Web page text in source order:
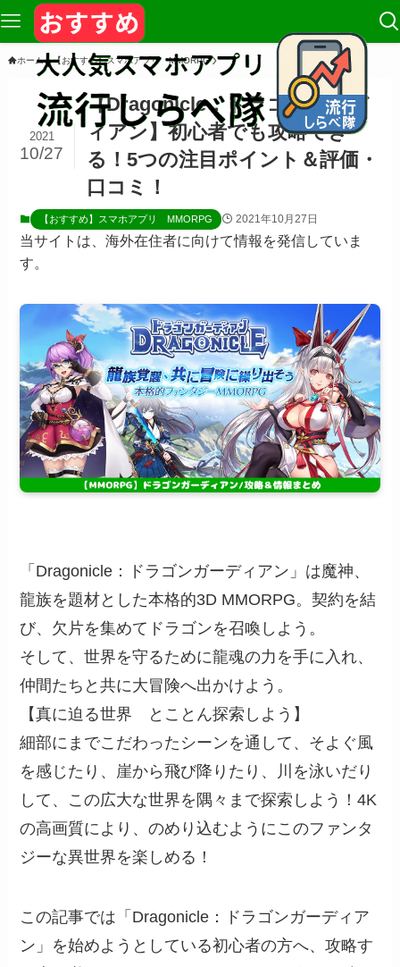
ホーム 【おすすめ】スマホアプリ MMORPG
【Dragonicle：ドラゴンガーデ
ィアン】初心者でも攻略でき
る！5つの注目ポイント＆評価・
口コミ！
2021
10/27
【おすすめ】スマホアプリ MMORPG 2021年10月27日
当サイトは、海外在住者に向けて情報を発信していま
す。
「Dragonicle：ドラゴンガーディアン」は魔神、
龍族を題材とした本格的3D MMORPG。契約を結
び、欠片を集めてドラゴンを召喚しよう。
そして、世界を守るために龍魂の力を手に入れ、
仲間たちと共に大冒険へ出かけよう。
【真に迫る世界 とことん探索しよう】
細部にまでこだわったシーンを通して、そよぐ風
を感じたり、崖から飛び降りたり、川を泳いだり
して、この広大な世界を隅々まで探索しよう！4K
の高画質により、のめり込むようにこのファンタ
ジーな異世界を楽しめる！
この記事では「Dragonicle：ドラゴンガーディア
ン」を始めようとしている初心者の方へ、攻略す